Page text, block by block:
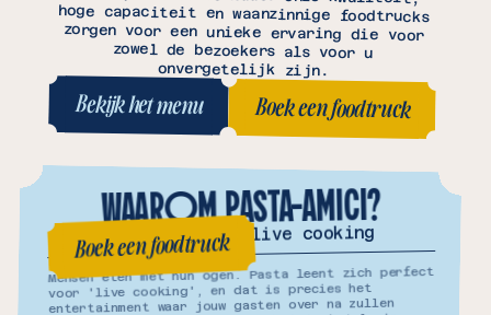
onvergetelijk zijn.
Bekijk het menu
Bekijk het menu
Boek een foodtruck
Boek een foodtruck
WAAROM PASTA-AMICI?
De gezelligheid van live cooking
Mensen eten met hun ogen. Pasta leent zich perfect
voor 'live cooking', en dat is precies het
entertainment waar jouw gasten over na zullen
Boek een foodtruck
Boek een foodtruck